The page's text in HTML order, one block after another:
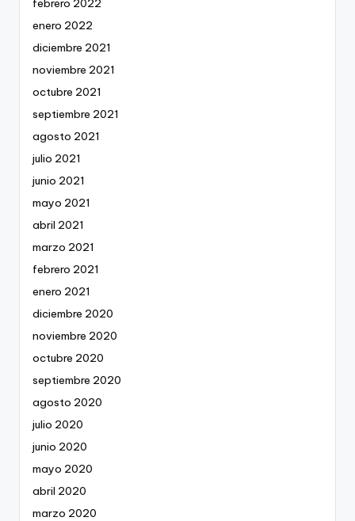
febrero 2022
enero 2022
diciembre 2021
noviembre 2021
octubre 2021
septiembre 2021
agosto 2021
julio 2021
junio 2021
mayo 2021
abril 2021
marzo 2021
febrero 2021
enero 2021
diciembre 2020
noviembre 2020
octubre 2020
septiembre 2020
agosto 2020
julio 2020
junio 2020
mayo 2020
abril 2020
marzo 2020